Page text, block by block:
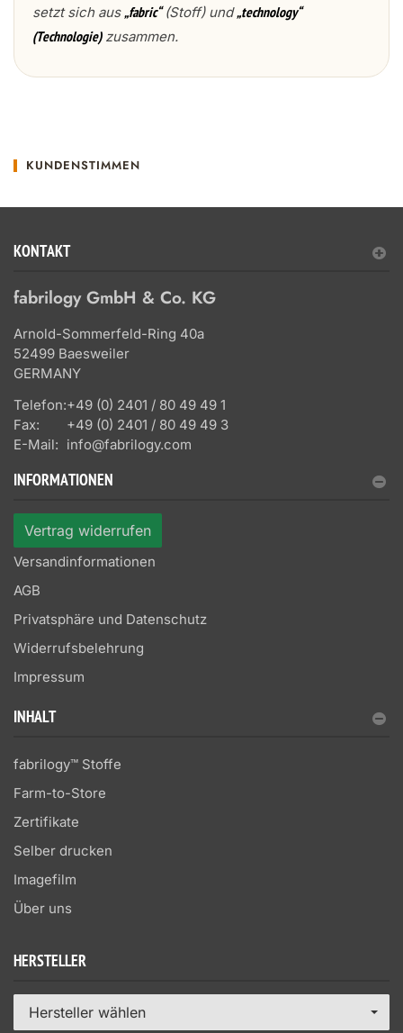
setzt sich aus„fabric“(Stoff) und„technology“
(Technologie)zusammen.
KUNDENSTIMMEN
KONTAKT
fabrilogy GmbH & Co. KG
Arnold-Sommerfeld-Ring 40a
52499 Baesweiler
GERMANY
Telefon:+49 (0) 2401 / 80 49 49 1
Fax:
+49 (0) 2401 / 80 49 49 3
E-Mail: info@fabrilogy.com
INFORMATIONEN
Vertrag widerrufen
Versandinformationen
AGB
Privatsphäre und Datenschutz
Widerrufsbelehrung
Impressum
INHALT
fabrilogy™ Stoffe
Farm-to-Store
Zertifikate
Selber drucken
Imagefilm
Über uns
HERSTELLER
Hersteller wählen